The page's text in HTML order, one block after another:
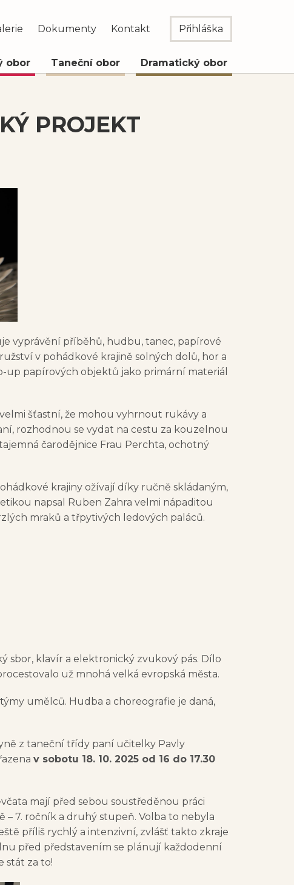
Dokumenty Kontakt Přihláška
obor Taneční obor Dramatický obor
PROJEKT
vyprávění příběhů, hudbu, tanec, papírové
v pohádkové krajině solných dolů, hor a
up papírových objektů jako primární materiál
šťastní, že mohou vyhrnout rukávy a
rozhodnou se vydat na cestu za kouzelnou
čarodějnice Frau Perchta, ochotný
krajiny ožívají díky ručně skládaným,
napsal Ruben Zahra velmi nápaditou
mraků a třpytivých ledových paláců.
sbor, klavír a elektronický zvukový pás. Dílo
už mnohá velká evropská města.
umělců. Hudba a choreografie je daná,
z taneční třídy paní učitelky Pavly
v sobotu 18. 10. 2025 od 16 do 17.30
mají před sebou soustředěnou práci
7. ročník a druhý stupeň. Volba to nebyla
příliš rychlý a intenzivní, zvlášť takto zkraje
před představením se plánují každodenní
stát za to!